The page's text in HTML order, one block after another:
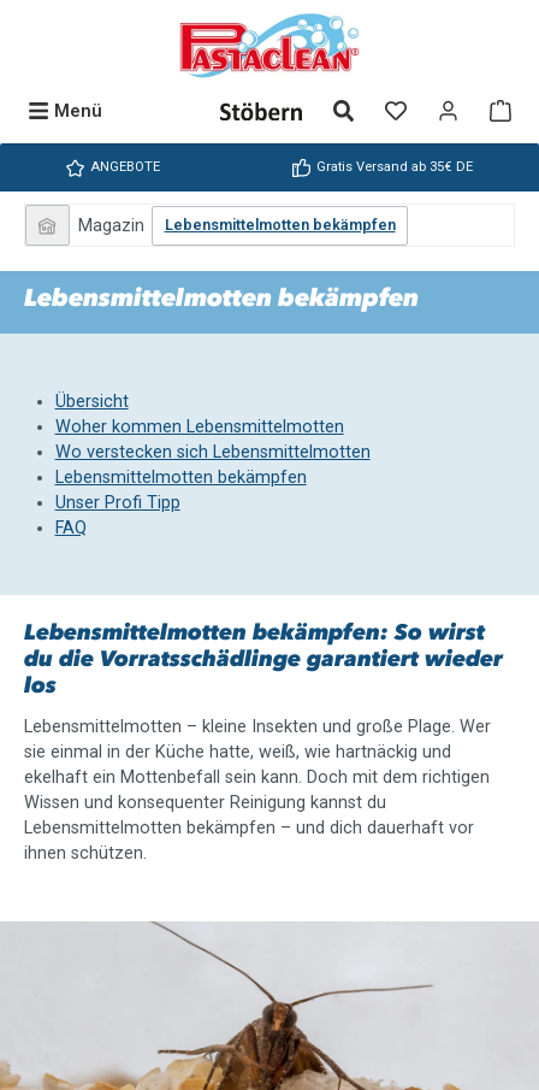
Zum Hauptinhalt springen
Menü Du hast 0
ANGEBOTE Gratis Versand ab 35€ DE
Magazin Lebensmittelmotten bekämpfen
Lebensmittelmotten bekämpfen
Übersicht
Woher kommen Lebensmittelmotten
Wo verstecken sich Lebensmittelmotten
Lebensmittelmotten bekämpfen
Unser Profi Tipp
FAQ
Lebensmittelmotten bekämpfen: So wirst
du die Vorratsschädlinge garantiert wieder
los
Lebensmittelmotten – kleine Insekten und große Plage. Wer
sie einmal in der Küche hatte, weiß, wie hartnäckig und
ekelhaft ein Mottenbefall sein kann. Doch mit dem richtigen
Wissen und konsequenter Reinigung kannst du
Lebensmittelmotten bekämpfen – und dich dauerhaft vor
ihnen schützen.